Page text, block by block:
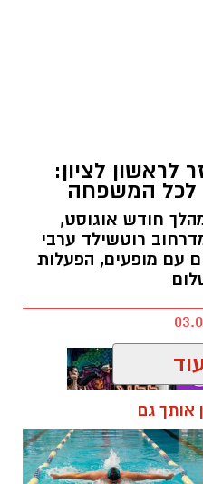
לראשון לציון:
לכל המשפחה
חודש אוגוסט,
רוטשילד ערבי
עם מופעים, הפעלות
לציון
אותך גם